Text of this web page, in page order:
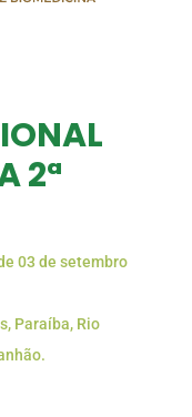
2ª
03 de setembro
Paraíba, Rio